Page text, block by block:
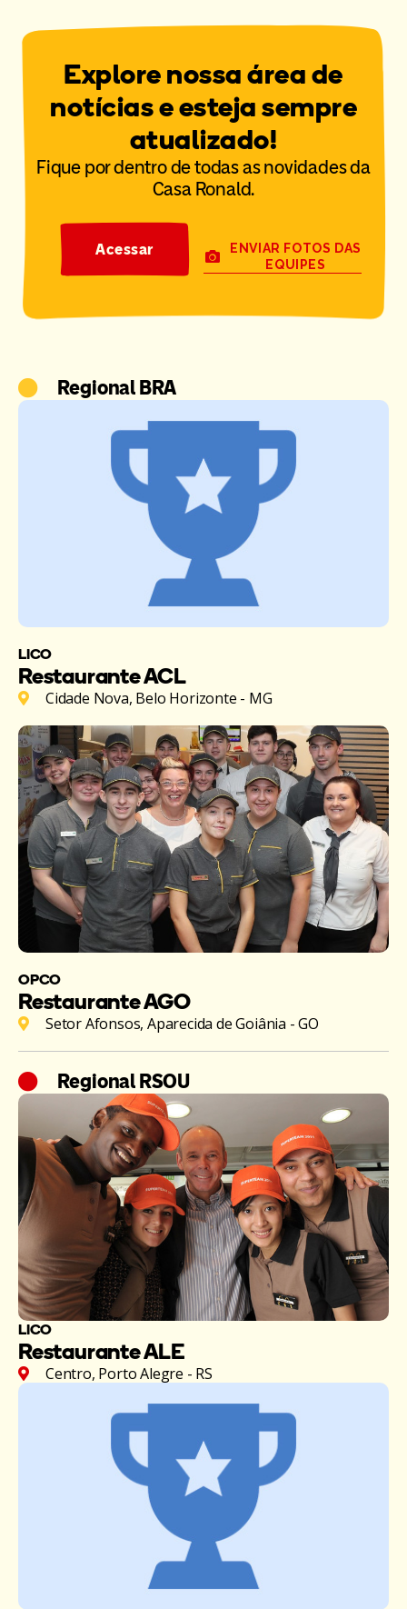
Explore nossa área de
notícias e esteja sempre
atualizado!
Fique por dentro de todas as novidades da
Casa Ronald.
Acessar
ENVIAR FOTOS DAS
EQUIPES
Regional BRA
LICO
Restaurante ACL
Cidade Nova, Belo Horizonte - MG
OPCO
Restaurante AGO
Setor Afonsos, Aparecida de Goiânia - GO
Regional RSOU
LICO
Restaurante ALE
Centro, Porto Alegre - RS